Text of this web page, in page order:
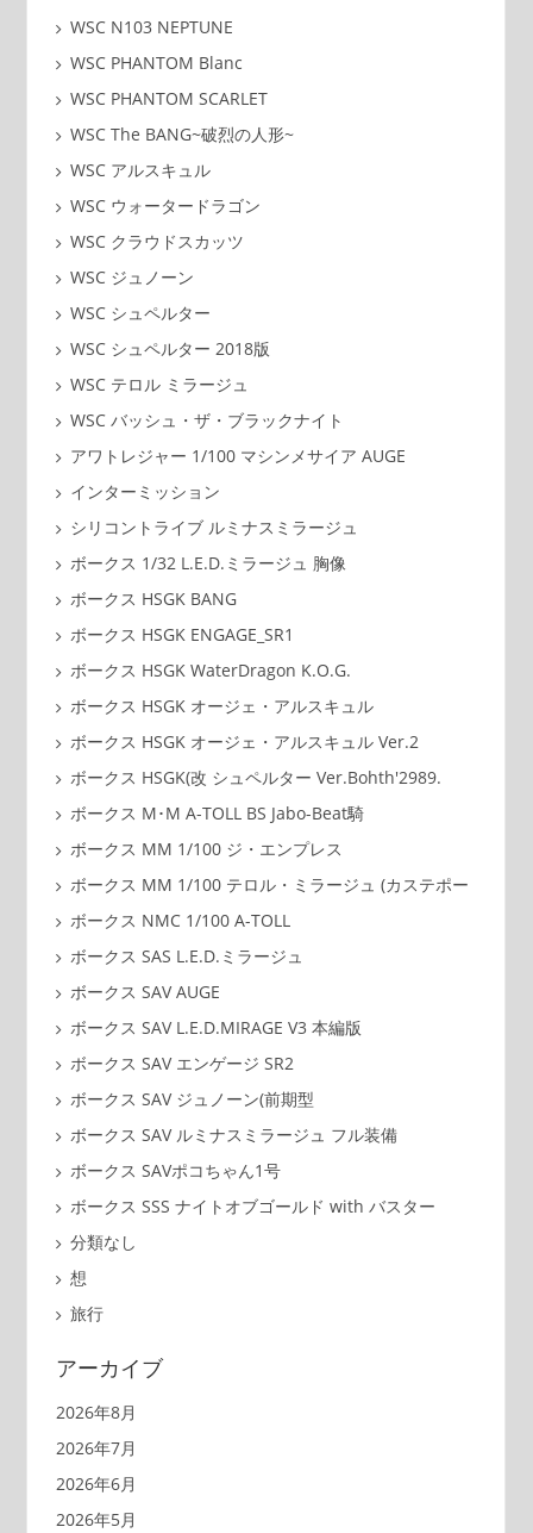
WSC N103 NEPTUNE
WSC PHANTOM Blanc
WSC PHANTOM SCARLET
WSC The BANG~破烈の人形~
WSC アルスキュル
WSC ウォータードラゴン
WSC クラウドスカッツ
WSC ジュノーン
WSC シュペルター
WSC シュペルター 2018版
WSC テロル ミラージュ
WSC バッシュ・ザ・ブラックナイト
アワトレジャー 1/100 マシンメサイア AUGE
インターミッション
シリコントライブ ルミナスミラージュ
ボークス 1/32 L.E.D.ミラージュ 胸像
ボークス HSGK BANG
ボークス HSGK ENGAGE_SR1
ボークス HSGK WaterDragon K.O.G.
ボークス HSGK オージェ・アルスキュル
ボークス HSGK オージェ・アルスキュル Ver.2
ボークス HSGK(改 シュペルター Ver.Bohth'2989.
ボークス M･M A-TOLL BS Jabo-Beat騎
ボークス MM 1/100 ジ・エンプレス
ボークス MM 1/100 テロル・ミラージュ (カステポー
ボークス NMC 1/100 A-TOLL
ボークス SAS L.E.D.ミラージュ
ボークス SAV AUGE
ボークス SAV L.E.D.MIRAGE V3 本編版
ボークス SAV エンゲージ SR2
ボークス SAV ジュノーン(前期型
ボークス SAV ルミナスミラージュ フル装備
ボークス SAVポコちゃん1号
ボークス SSS ナイトオブゴールド with バスター
分類なし
想
旅行
アーカイブ
2026年8月
2026年7月
2026年6月
2026年5月